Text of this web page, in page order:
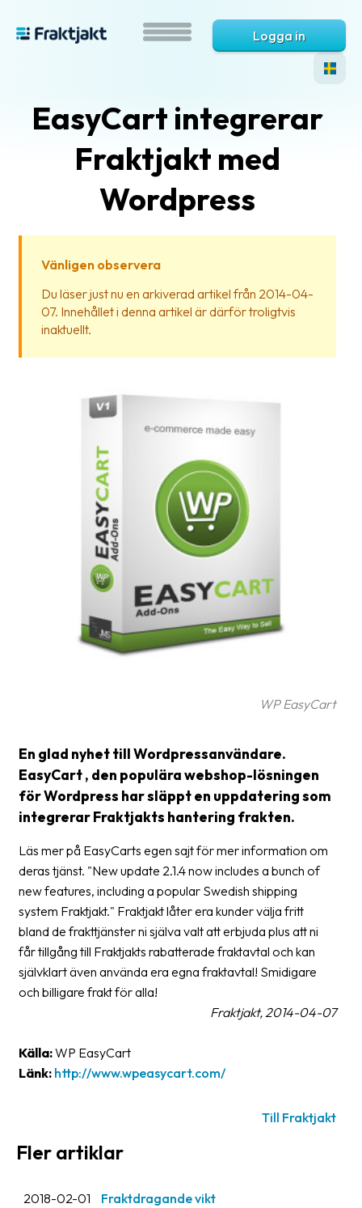
är
Hjälp?
Ordlista
Paketering
Frakthandlingar
Skrivarinställningar
Tulldeklarationer
Leveransvillkor
Upphämtningar
Kundtjänst
Om
företaget
Om
Pressrum
Medarbetare
Jobb
&
Nyhetsarkiv
Kontakta
villkor
Logga in
EasyCart integrerar
Fraktjakt med
Wordpress
Vänligen observera
Du läser just nu en arkiverad artikel från 2014-04-
07. Innehållet i denna artikel är därför troligtvis
inaktuellt.
WP EasyCart
En glad nyhet till Wordpressanvändare.
EasyCart , den populära webshop-lösningen
för Wordpress har släppt en uppdatering som
integrerar Fraktjakts hantering frakten.
Läs mer på EasyCarts egen sajt för mer information om
deras tjänst. "New update 2.1.4 now includes a bunch of
new features, including a popular Swedish shipping
system Fraktjakt." Fraktjakt låter era kunder välja fritt
bland de frakttjänster ni själva valt att erbjuda plus att ni
får tillgång till Fraktjakts rabatterade fraktavtal och kan
självklart även använda era egna fraktavtal! Smidigare
och billigare frakt för alla!
Fraktjakt, 2014-04-07
Källa:WP EasyCart
Länk: http://www.wpeasycart.com/
Till Fraktjakt
Fler artiklar
2018-02-01 Fraktdragande vikt